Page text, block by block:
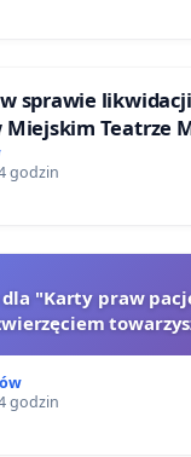
sprawie
Miejskim Teatrze
godzin
"Karty praw
godzin